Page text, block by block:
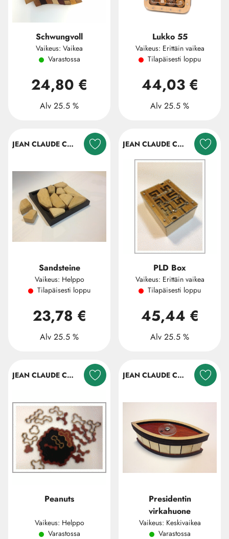
Schwungvoll
Vaikeus: Vaikea
Varastossa
24,80 €
Alv 25.5 %
Lukko 55
Vaikeus: Erittäin vaikea
Tilapäisesti loppu
44,03 €
Alv 25.5 %
JEAN CLAUDE CONSTANTIN
Sandsteine
Vaikeus: Helppo
Tilapäisesti loppu
23,78 €
Alv 25.5 %
JEAN CLAUDE CONSTANTIN
PLD Box
Vaikeus: Erittäin vaikea
Tilapäisesti loppu
45,44 €
Alv 25.5 %
JEAN CLAUDE CONSTANTIN
Peanuts
Vaikeus: Helppo
Varastossa
JEAN CLAUDE CONSTANTIN
Presidentin
virkahuone
Vaikeus: Keskivaikea
Varastossa